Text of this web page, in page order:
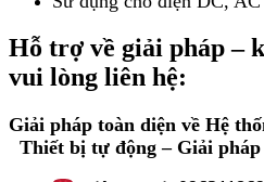
Hỗ trợ về giải pháp –
vui lòng liên hệ:
Giải pháp toàn diện về Hệ
Thiết bị tự động – Giải pháp